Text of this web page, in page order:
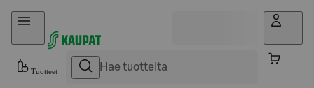
Hyppää sisältöön
Tuotteet